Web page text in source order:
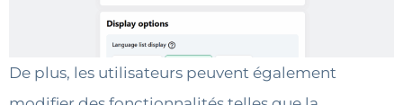
De plus, les utilisateurs peuvent également